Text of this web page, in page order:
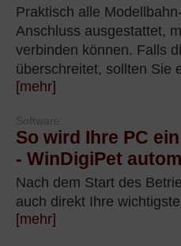
Praktisch alle
Anschluss ausgestattet,
verbinden können. Falls
überschreitet, sollten Sie
[mehr]
Software
So wird Ihre PC
- WinDigiPet
Nach dem Start des
auch direkt Ihre
[mehr]